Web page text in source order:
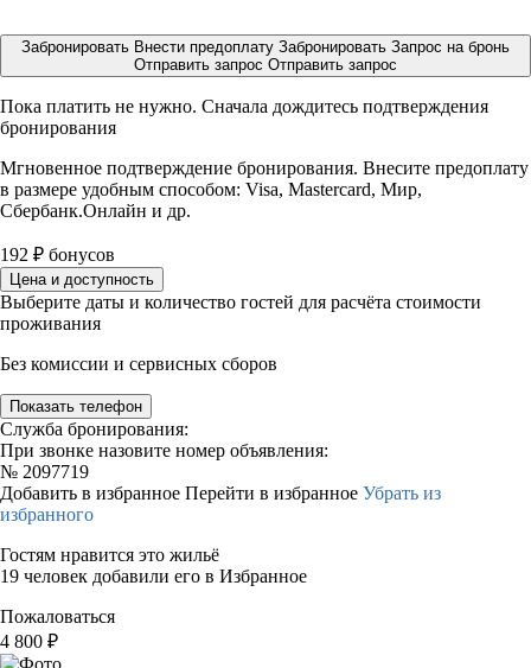
Забронировать Внести предоплату Забронировать Запрос на бронь
Отправить запрос Отправить запрос
Пока платить не нужно. Сначала дождитесь подтверждения
бронирования
Мгновенное подтверждение бронирования. Внесите предоплату
в размере удобным способом: Visa, Mastercard, Мир,
Сбербанк.Онлайн и др.
192 ₽ бонусов
Цена и доступность
Выберите даты и количество гостей для расчёта стоимости
проживания
Без комиссии и сервисных сборов
Показать телефон
Служба бронирования:
При звонке назовите номер объявления:
№ 2097719
Добавить в избранное Перейти в избранное Убрать из
избранного
Гостям нравится это жильё
19 человек добавили его в Избранное
Пожаловаться
4 800 ₽